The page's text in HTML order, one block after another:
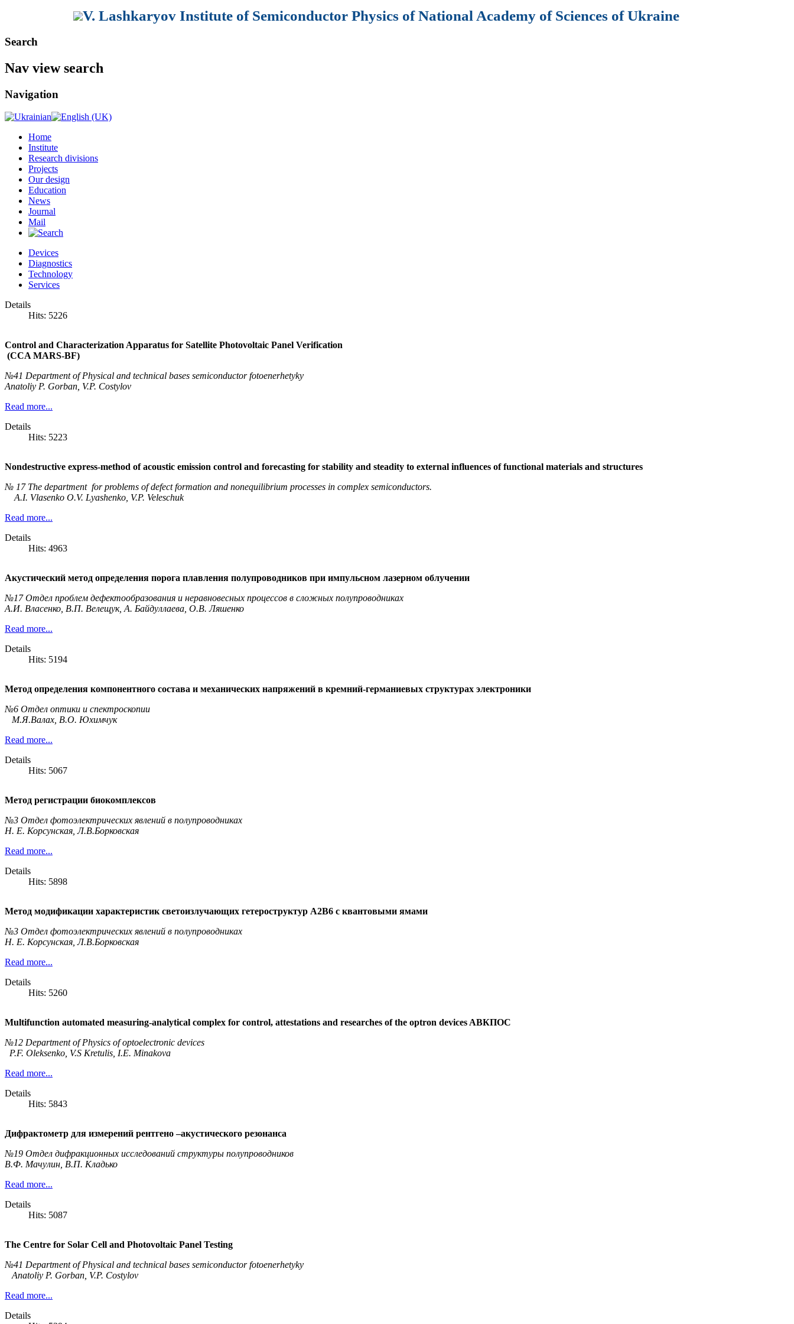
V. Lashkaryov Institute of Semiconductor Physics of National Academy of Sciences of Ukraine
Search
Nav view search
Navigation
Home
Institute
Research divisions
Projects
Our design
Education
News
Journal
Mail
Devices
Diagnostics
Technology
Services
Details
Hits: 5226
Control and Characterization Apparatus for Satellite Photovoltaic Panel Verification
(CCA MARS-BF)
№41 Department of Physical and technical bases semiconductor fotoenerhetyky
Anatoliy P. Gorban, V.P. Costylov
Read more...
Details
Hits: 5223
Nondestructive express-method of acoustic emission control and forecasting for stability and steadity to external influences of functional materials and structures
№ 17 The department for problems of defect formation and nonequilibrium processes in complex semiconductors.
A.I. Vlasenko O.V. Lyashenko, V.P. Veleschuk
Read more...
Details
Hits: 4963
Акустический метод определения порога плавления полупроводников при импульсном лазерном облучении
№17 Отдел проблем дефектообразования и неравновесных процессов в сложных полупроводниках
А.И. Власенко, В.П. Велещук, А. Байдуллаева, О.В. Ляшенко
Read more...
Details
Hits: 5194
Метод определения компонентного состава и механических напряжений в кремний-германиевых структурах электроники
№6 Отдел оптики и спектроскопии
М.Я.Валах, В.О. Юхимчук
Read more...
Details
Hits: 5067
Метод регистрации биокомплексов
№3 Отдел фотоэлектрических явлений в полупроводниках
Н. Е. Корсунская, Л.В.Борковская
Read more...
Details
Hits: 5898
Метод модификации характеристик светоизлучающих гетероструктур А2В6 с квантовыми ямами
№3 Отдел фотоэлектрических явлений в полупроводниках
Н. Е. Корсунская, Л.В.Борковская
Read more...
Details
Hits: 5260
Multifunction automated measuring-analytical complex for control, attestations and researches of the optron devices AВКПОС
№12 Department of Physics of optoelectronic devices
P.F. Oleksenko, V.S Kretulis, I.E. Minakova
Read more...
Details
Hits: 5843
Дифрактометр для измерений рентгено –акустического резонанса
№19 Отдел дифракционных исследований структуры полупроводников
В.Ф. Мачулин, В.П. Кладько
Read more...
Details
Hits: 5087
The Centre for Solar Cell and Photovoltaic Panel Testing
№41 Department of Physical and technical bases semiconductor fotoenerhetyky
Anatoliy P. Gorban, V.P. Costylov
Read more...
Details